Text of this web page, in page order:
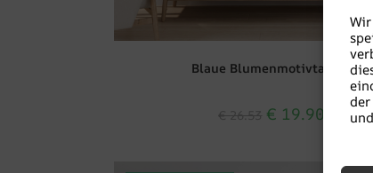
Blaue Blumenmotivtapete
€ 19.90